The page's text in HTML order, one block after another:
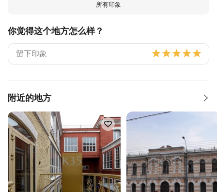
所有印象
你觉得这个地方怎么样？
附近的地方